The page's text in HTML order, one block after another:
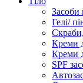
Засоби
Гелі/
Скраби,
Креми
Креми
SPF